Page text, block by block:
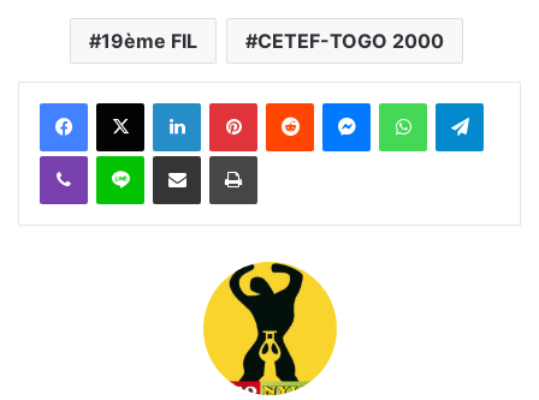
19ème FIL CETEF-TOGO 2000
FacebookX Linkedin PinterestReddit MessengerWhatsAppTelegram
Viber Ligne Partager par email Imprimer